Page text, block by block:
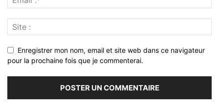
Enregistrer mon nom, email et site web dans ce navigateur
pour la prochaine fois que je commenterai.